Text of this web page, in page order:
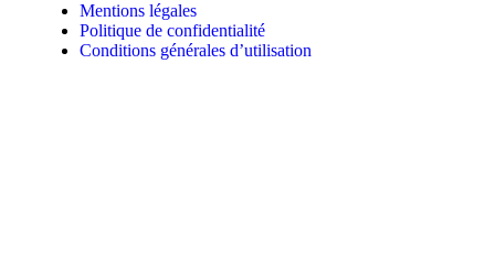
Mentions légales
Politique de confidentialité
Conditions générales d’utilisation